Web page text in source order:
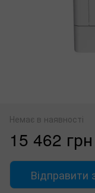
Немає в наявності
15 462 грн
Відправити